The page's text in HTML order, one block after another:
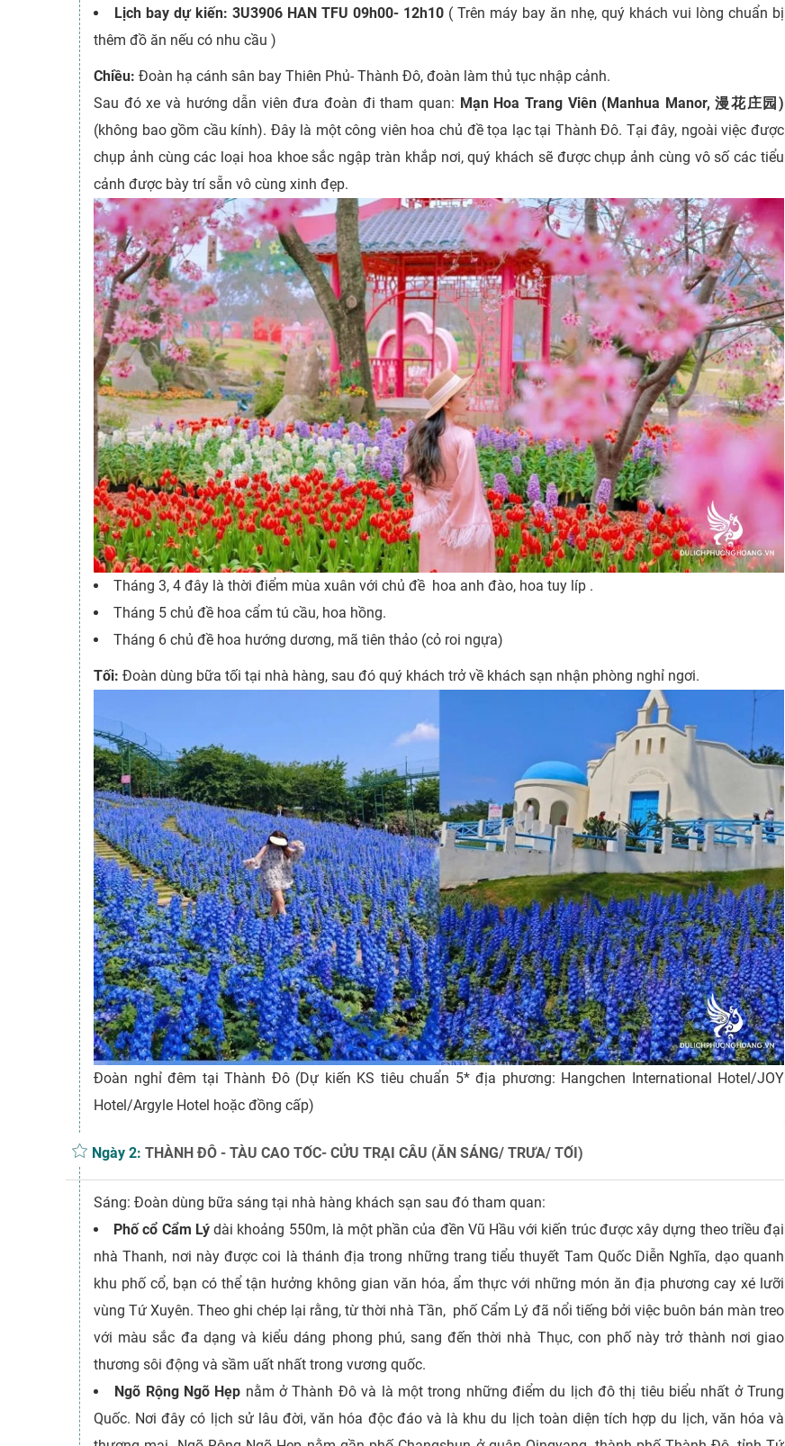
Lịch bay dự kiến: 3U3906 HAN TFU 09h00- 12h10 ( Trên máy bay ăn nhẹ, quý khách vui lòng chuẩn bị
thêm đồ ăn nếu có nhu cầu )
Chiều: Đoàn hạ cánh sân bay Thiên Phủ- Thành Đô, đoàn làm thủ tục nhập cảnh.
Sau đó xe và hướng dẫn viên đưa đoàn đi tham quan: Mạn Hoa Trang Viên (Manhua Manor, 漫花庄园)
(không bao gồm cầu kính). Đây là một công viên hoa chủ đề tọa lạc tại Thành Đô. Tại đây, ngoài việc được
chụp ảnh cùng các loại hoa khoe sắc ngập tràn khắp nơi, quý khách sẽ được chụp ảnh cùng vô số các tiểu
cảnh được bày trí sẵn vô cùng xinh đẹp.
Tháng 3, 4 đây là thời điểm mùa xuân với chủ đề hoa anh đào, hoa tuy líp .
Tháng 5 chủ đề hoa cẩm tú cầu, hoa hồng.
Tháng 6 chủ đề hoa hướng dương, mã tiên thảo (cỏ roi ngựa)
Tối: Đoàn dùng bữa tối tại nhà hàng, sau đó quý khách trở về khách sạn nhận phòng nghỉ ngơi.
Đoàn nghỉ đêm tại Thành Đô (Dự kiến KS tiêu chuẩn 5* địa phương: Hangchen International Hotel/JOY
Hotel/Argyle Hotel hoặc đồng cấp)
Ngày 2: THÀNH ĐÔ - TÀU CAO TỐC- CỬU TRẠI CÂU (ĂN SÁNG/ TRƯA/ TỐI)
Sáng: Đoàn dùng bữa sáng tại nhà hàng khách sạn sau đó tham quan:
Phố cổ Cẩm Lýdài khoảng 550m, là một phần của đền Vũ Hầu với kiến trúc được xây dựng theo triều đại
nhà Thanh, nơi này được coi là thánh địa trong những trang tiểu thuyết Tam Quốc Diễn Nghĩa, dạo quanh
khu phố cổ, bạn có thể tận hưởng không gian văn hóa, ẩm thực với những món ăn địa phương cay xé lưỡi
vùng Tứ Xuyên. Theo ghi chép lại rằng, từ thời nhà Tần, phố Cẩm Lý đã nổi tiếng bởi việc buôn bán màn treo
với màu sắc đa dạng và kiểu dáng phong phú, sang đến thời nhà Thục, con phố này trở thành nơi giao
thương sôi động và sầm uất nhất trong vương quốc.
Ngõ Rộng Ngõ Hẹp nằm ở Thành Đô và là một trong những điểm du lịch đô thị tiêu biểu nhất ở Trung
Quốc. Nơi đây có lịch sử lâu đời, văn hóa độc đáo và là khu du lịch toàn diện tích hợp du lịch, văn hóa và